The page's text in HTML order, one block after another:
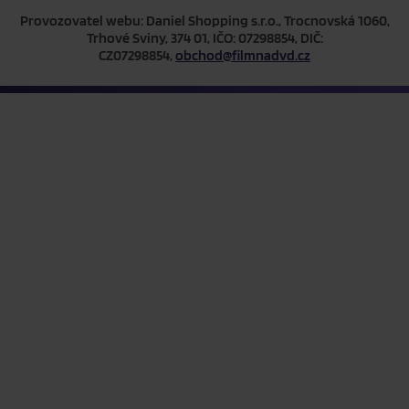
Provozovatel webu: Daniel Shopping s.r.o., Trocnovská 1060,
Trhové Sviny, 374 01, IČO: 07298854, DIČ:
CZ07298854, obchod@filmnadvd.cz